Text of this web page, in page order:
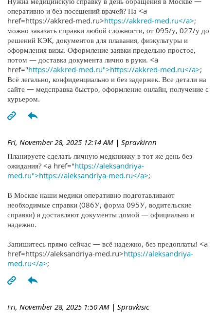
оперативно и без посещений врачей? На <a
href=https://akkred-med.ru>https://akkred-med.ru</a>;
можно заказать справки любой сложности, от 095/у, 027/у до
решений КЭК, документов для плавания, физкультуры и
оформления визы. Оформление заявки предельно простое,
потом — доставка документа лично в руки. <a
href="https://akkred-med.ru">https://akkred-med.ru</a>;
Всё легально, конфиденциально и без задержек. Все детали на
сайте — медсправка быстро, оформление онлайн, получение с
курьером.
Fri, November 28, 2025 12:14 AM | Spravkirnn
Планируете сделать личную медкнижку в тот же день без
ожидания? <a href="https://aleksandriya-
med.ru">https://aleksandriya-med.ru</a>;
В Москве наши медики оперативно подготавливают
необходимые справки (086У, форма 095У, водительские
справки) и доставляют документы домой — официально и
надежно.
Запишитесь прямо сейчас — всё надежно, без предоплаты! <a
href=https://aleksandriya-med.ru>https://aleksandriya-
med.ru</a>;
Fri, November 28, 2025 1:50 AM | Spravkisic